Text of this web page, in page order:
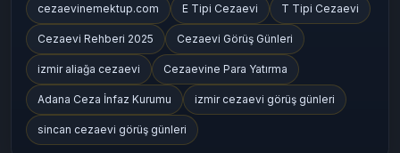
cezaevinemektup.com E Tipi Cezaevi T Tipi Cezaevi
Cezaevi Rehberi 2025 Cezaevi Görüş Günleri
izmir aliağa cezaevi Cezaevine Para Yatırma
Adana Ceza İnfaz Kurumu izmir cezaevi görüş günleri
sincan cezaevi görüş günleri